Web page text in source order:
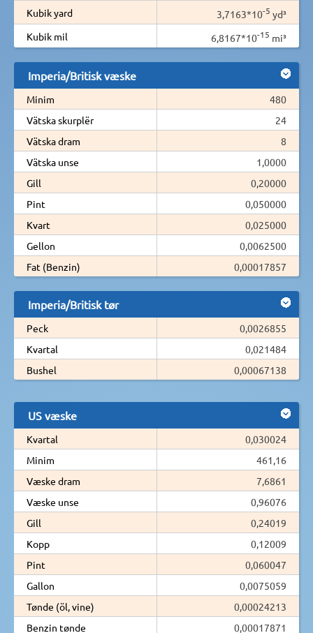
Kubik yard
3,7163*10-5 yd³
Kubik mil
6,8167*10-15 mi³
Imperia/Britisk væske
Minim
480
Vätska skurplër
24
Vätska dram
8
Vätska unse
1,0000
Gill
0,20000
Pint
0,050000
Kvart
0,025000
Gellon
0,0062500
Fat (Benzin)
0,00017857
Imperia/Britisk tør
Peck
0,0026855
Kvartal
0,021484
Bushel
0,00067138
US væske
Kvartal
0,030024
Minim
461,16
Væske dram
7,6861
Væske unse
0,96076
Gill
0,24019
Kopp
0,12009
Pint
0,060047
Gallon
0,0075059
Tønde (öl, vine)
0,00024213
Benzin tønde
0,00017871